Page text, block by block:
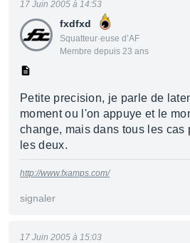
fxdfxd
Squatteur·euse d’AF
Membre depuis 23 ans
17 Juin 2005 à 14:53
Petite precision, je parle de
moment ou l'on appuye et le
change, mais dans tous les cas
les deux.
http://www.fxamps.com/
signaler
17 Juin 2005 à 15:03